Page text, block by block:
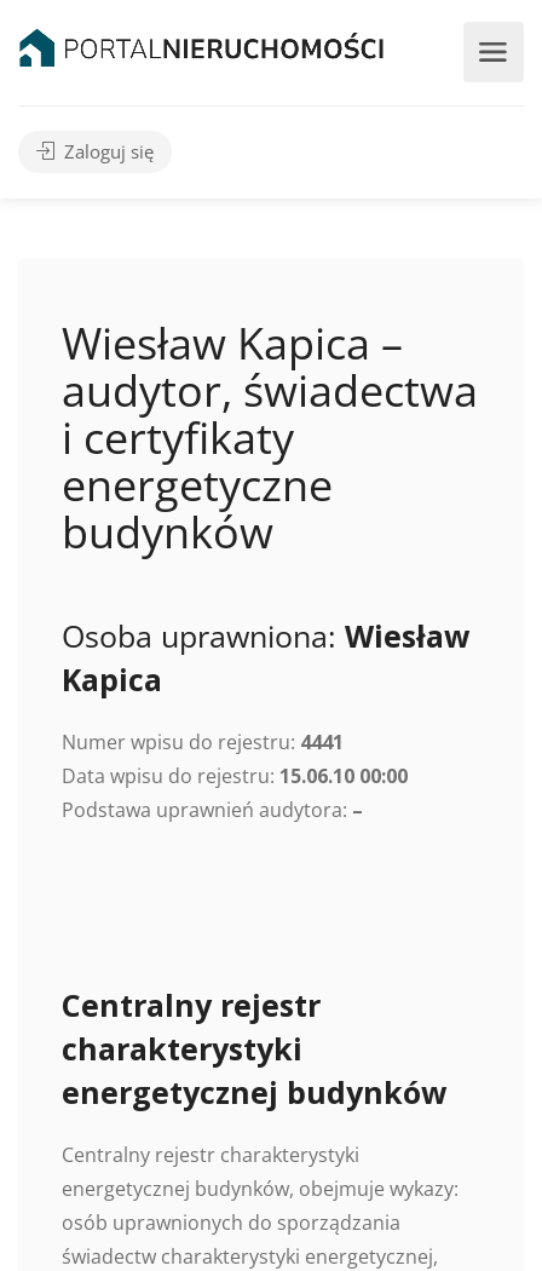
Zaloguj się
Wiesław Kapica –
audytor, świadectwa
i certyfikaty
energetyczne
budynków
Osoba uprawniona: Wiesław
Kapica
Numer wpisu do rejestru: 4441
Data wpisu do rejestru: 15.06.10 00:00
Podstawa uprawnień audytora: –
Centralny rejestr
charakterystyki
energetycznej budynków
Centralny rejestr charakterystyki
energetycznej budynków, obejmuje wykazy:
osób uprawnionych do sporządzania
świadectw charakterystyki energetycznej,